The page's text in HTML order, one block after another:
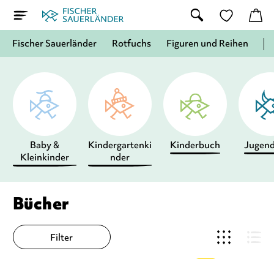
Fischer Sauerländer Rotfuchs Figuren und Reihen
Bücher
Baby &
Kleinkinder
Kindergartenki
nder
Kinderbuch
Filter